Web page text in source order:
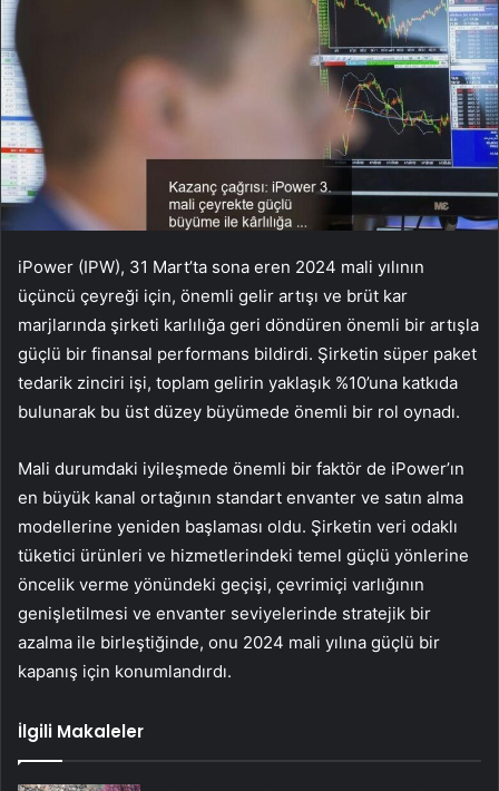
iPower (IPW), 31 Mart’ta sona eren 2024 mali yılının
üçüncü çeyreği için, önemli gelir artışı ve brüt kar
marjlarında şirketi karlılığa geri döndüren önemli bir artışla
güçlü bir finansal performans bildirdi. Şirketin süper paket
tedarik zinciri işi, toplam gelirin yaklaşık %10’una katkıda
bulunarak bu üst düzey büyümede önemli bir rol oynadı.
Mali durumdaki iyileşmede önemli bir faktör de iPower’ın
en büyük kanal ortağının standart envanter ve satın alma
modellerine yeniden başlaması oldu. Şirketin veri odaklı
tüketici ürünleri ve hizmetlerindeki temel güçlü yönlerine
öncelik verme yönündeki geçişi, çevrimiçi varlığının
genişletilmesi ve envanter seviyelerinde stratejik bir
azalma ile birleştiğinde, onu 2024 mali yılına güçlü bir
kapanış için konumlandırdı.
İlgili Makaleler